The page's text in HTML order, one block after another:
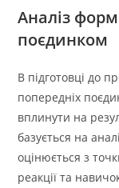
Аналіз
поєдинком
В підготовці до
попередніх
вплинути на
базується на
оцінюється з
реакції та